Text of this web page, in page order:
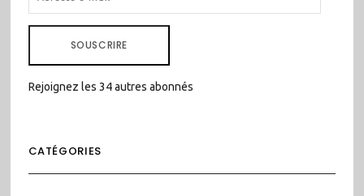
E-
SOUSCRIRE
Rejoignez les 34 autres abonnés
CATÉGORIES